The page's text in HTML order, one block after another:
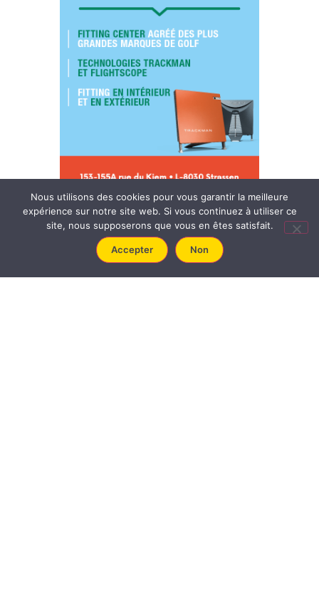
Nous utilisons des cookies pour vous garantir la meilleure
expérience sur notre site web. Si vous continuez à utiliser ce
site, nous supposerons que vous en êtes satisfait.
Accepter Non